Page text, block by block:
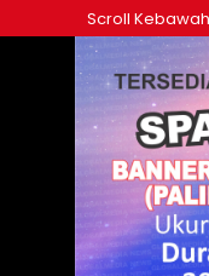
ke
Scroll